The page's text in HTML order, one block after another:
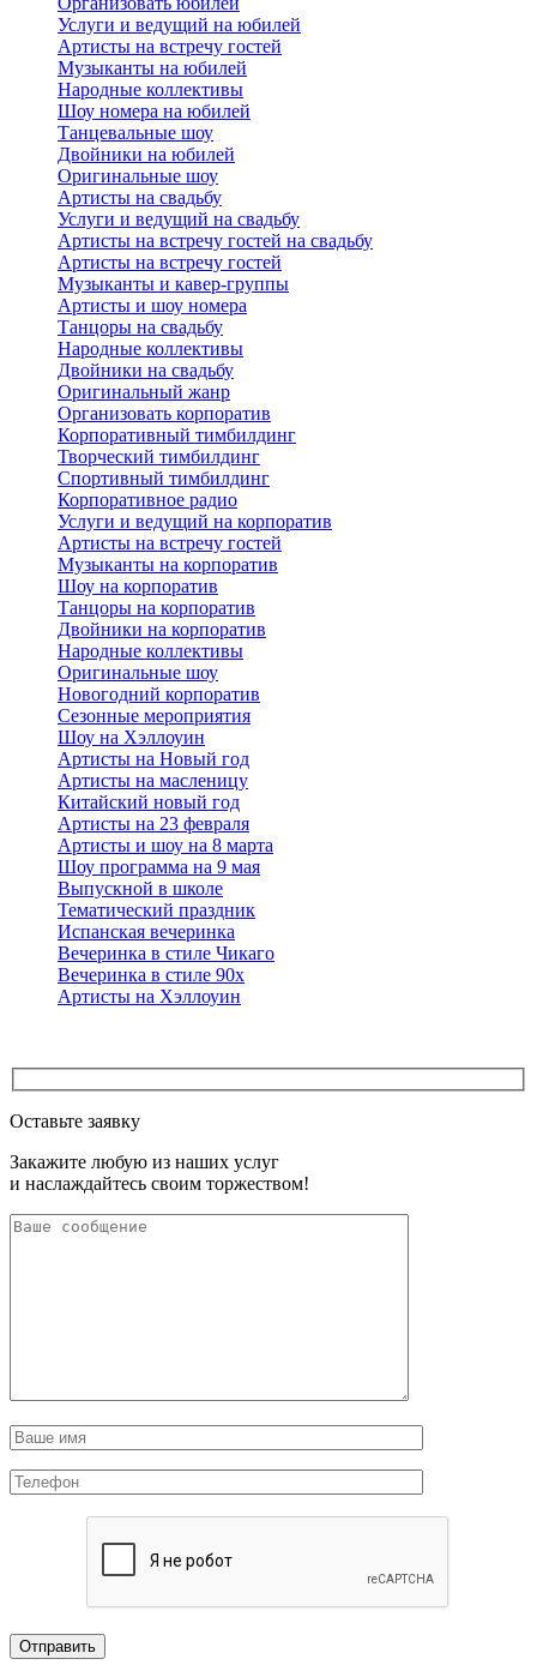
Услуги и ведущий на юбилей
Артисты на встречу гостей
Музыканты на юбилей
Народные коллективы
Шоу номера на юбилей
Танцевальные шоу
Двойники на юбилей
Оригинальные шоу
Артисты на свадьбу
Услуги и ведущий на свадьбу
Артисты на встречу гостей на свадьбу
Артисты на встречу гостей
Музыканты и кавер-группы
Артисты и шоу номера
Танцоры на свадьбу
Народные коллективы
Двойники на свадьбу
Оригинальный жанр
Организовать корпоратив
Корпоративный тимбилдинг
Творческий тимбилдинг
Спортивный тимбилдинг
Корпоративное радио
Услуги и ведущий на корпоратив
Артисты на встречу гостей
Музыканты на корпоратив
Шоу на корпоратив
Танцоры на корпоратив
Двойники на корпоратив
Народные коллективы
Оригинальные шоу
Новогодний корпоратив
Сезонные мероприятия
Шоу на Хэллоуин
Артисты на Новый год
Артисты на масленицу
Китайский новый год
Артисты на 23 февраля
Артисты и шоу на 8 марта
Шоу программа на 9 мая
Выпускной в школе
Тематический праздник
Испанская вечеринка
Вечеринка в стиле Чикаго
Вечеринка в стиле 90х
Артисты на Хэллоуин
Оставьте заявку
Закажите любую из наших услуг
и наслаждайтесь своим торжеством!